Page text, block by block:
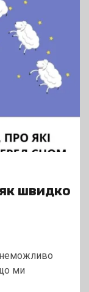
як швидко
неможливо
ми